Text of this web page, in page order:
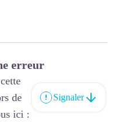
erreur
de
ici :
Signaler